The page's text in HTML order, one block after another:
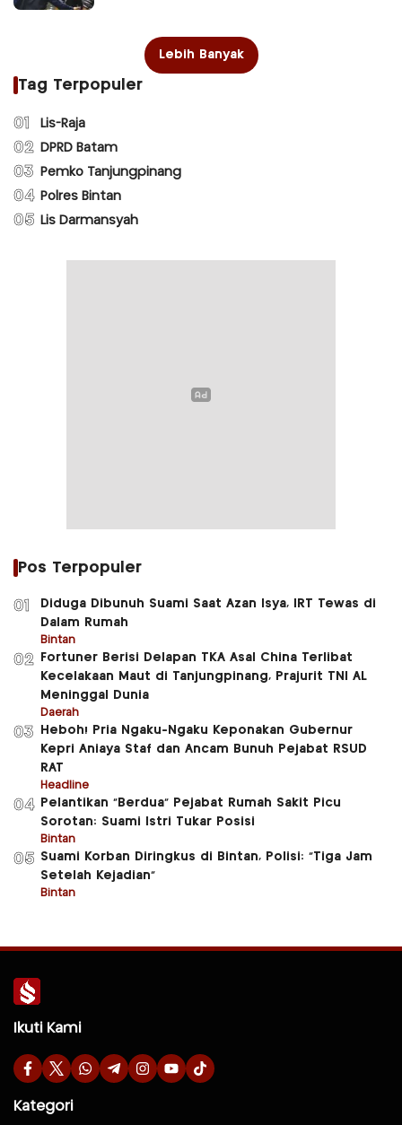
Lebih Banyak
Tag Terpopuler
01 Lis-Raja
02 DPRD Batam
03 Pemko Tanjungpinang
04 Polres Bintan
05 Lis Darmansyah
Pos Terpopuler
01
Diduga Dibunuh Suami Saat Azan Isya, IRT Tewas di
Dalam Rumah
Bintan
02
Fortuner Berisi Delapan TKA Asal China Terlibat
Kecelakaan Maut di Tanjungpinang, Prajurit TNI AL
Meninggal Dunia
Daerah
03
Heboh! Pria Ngaku-Ngaku Keponakan Gubernur
Kepri Aniaya Staf dan Ancam Bunuh Pejabat RSUD
RAT
Headline
04
Pelantikan “Berdua” Pejabat Rumah Sakit Picu
Sorotan: Suami Istri Tukar Posisi
Bintan
05 Suami Korban Diringkus di Bintan, Polisi: “Tiga Jam
Setelah Kejadian”
Bintan
Ikuti Kami
Kategori